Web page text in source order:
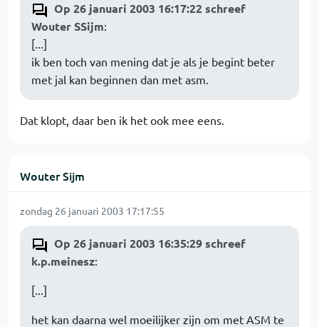
Op 26 januari 2003 16:17:22 schreef
Wouter SSijm:
[...]
ik ben toch van mening dat je als je begint beter
met jal kan beginnen dan met asm.
Dat klopt, daar ben ik het ook mee eens.
Wouter Sijm
zondag 26 januari 2003 17:17:55
Op 26 januari 2003 16:35:29 schreef
k.p.meinesz:
[...]
het kan daarna wel moeilijker zijn om met ASM te